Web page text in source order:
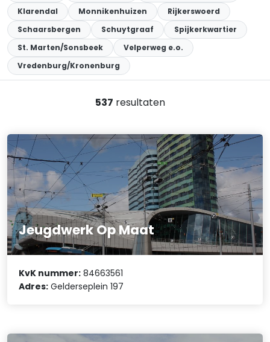
Klarendal
Monnikenhuizen
Rijkerswoerd
Schaarsbergen
Schuytgraaf
Spijkerkwartier
St. Marten/Sonsbeek
Velperweg e.o.
Vredenburg/Kronenburg
537 resultaten
Jeugdwerk Op Maat
KvK nummer: 84663561
Adres: Gelderseplein 197